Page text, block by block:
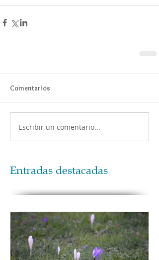
Comentarios
Escribir un comentario...
Entradas destacadas